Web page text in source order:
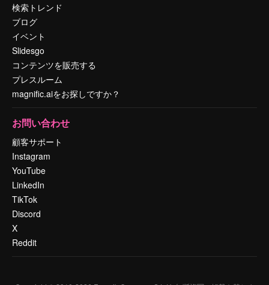
検索トレンド
ブログ
イベント
Slidesgo
コンテンツを販売する
プレスルーム
magnific.aiをお探しですか？
お問い合わせ
顧客サポート
Instagram
YouTube
LinkedIn
TikTok
Discord
X
Reddit